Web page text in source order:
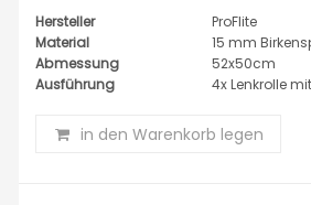
Hersteller
ProFlite
Material
15 mm
Abmessung
52x50cm
Ausführung
4x Lenkrolle
in den Warenkorb legen